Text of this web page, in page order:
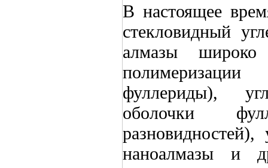
В настоящее
стекловидный
алмазы широко
полимеризации
фуллериды),
оболочки
наноалмазы и